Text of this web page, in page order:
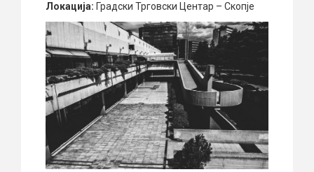
Локација: Градски Трговски Центар – Скопје